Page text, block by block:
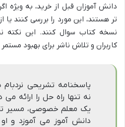
دانش آموزان قبل از خرید، به ویژه
تر هستند، این مورد را بررسی کنند یا
نسخه کتاب سوال کنند. این نکته
کاربران و تلاش ناشر برای بهبود
نه تنها راه حل را ارائه
یک معلم خصوصی، مسیر
دانش آموز می آموزد و